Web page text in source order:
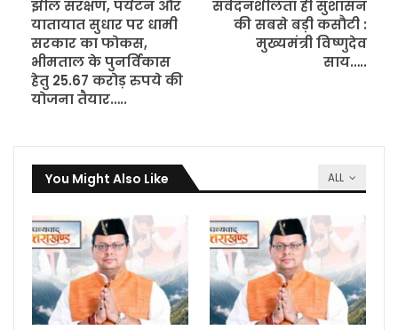
झील संरक्षण, पर्यटन और
यातायात सुधार पर धामी
सरकार का फोकस,
भीमताल के पुनर्विकास
हेतु 25.67 करोड़ रुपये की
योजना तैयार…..
संवेदनशीलता ही सुशासन
की सबसे बड़ी कसौटी :
मुख्यमंत्री विष्णुदेव
साय…..
ALL
You Might Also Like